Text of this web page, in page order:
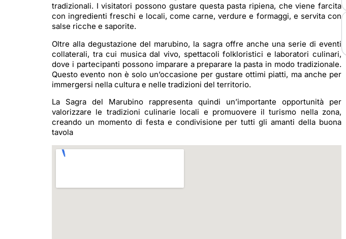
tradizionali. I visitatori possono gustare questa pasta ripiena, che viene farcita
con ingredienti freschi e locali, come carne, verdure e formaggi, e servita con
salse ricche e saporite.
Oltre alla degustazione del marubino, la sagra offre anche una serie di eventi
collaterali, tra cui musica dal vivo, spettacoli folkloristici e laboratori culinari,
dove i partecipanti possono imparare a preparare la pasta in modo tradizionale.
Questo evento non è solo un’occasione per gustare ottimi piatti, ma anche per
immergersi nella cultura e nelle tradizioni del territorio.
La Sagra del Marubino rappresenta quindi un’importante opportunità per
valorizzare le tradizioni culinarie locali e promuovere il turismo nella zona,
creando un momento di festa e condivisione per tutti gli amanti della buona
tavola